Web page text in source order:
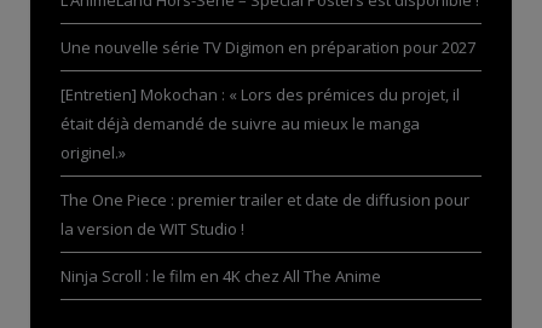
Une nouvelle série TV Digimon en préparation pour 2027
[Entretien] Mokochan : « Lors des prémices du projet, il
était déjà demandé de suivre au mieux le manga
originel.»
The One Piece : premier trailer et date de diffusion pour
la version de WIT Studio !
Ninja Scroll : le film en 4K chez All The Anime